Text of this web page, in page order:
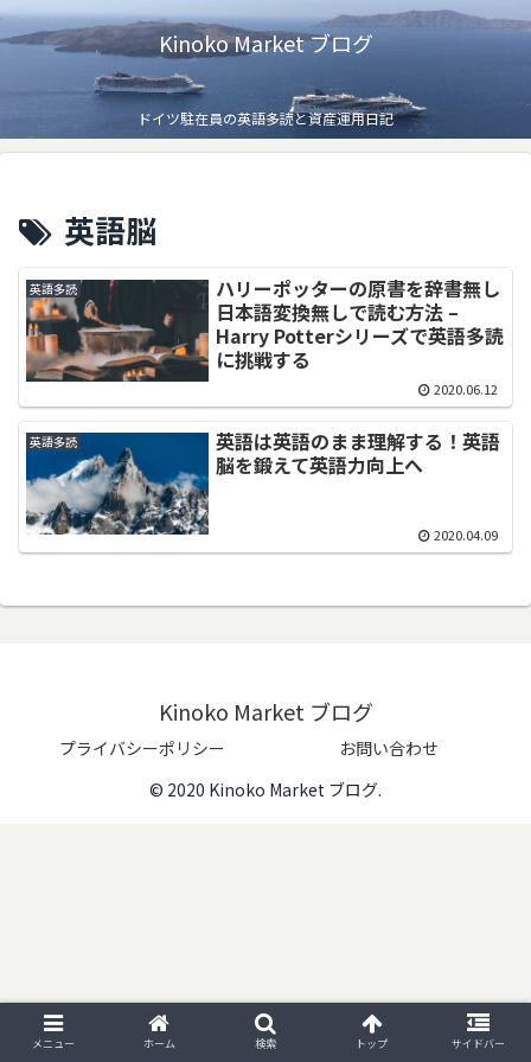
Kinoko Market ブログ
ドイツ駐在員の英語多読と資産運用日記
英語脳
英語多読
ハリーポッターの原書を辞書無し
日本語変換無しで読む方法 –
Harry Potterシリーズで英語多読
に挑戦する
2020.06.12
英語多読
英語は英語のまま理解する！英語
脳を鍛えて英語力向上へ
2020.04.09
Kinoko Market ブログ
プライバシーポリシー
お問い合わせ
© 2020 Kinoko Market ブログ.
メニュー ホーム 検索 トップ サイドバー